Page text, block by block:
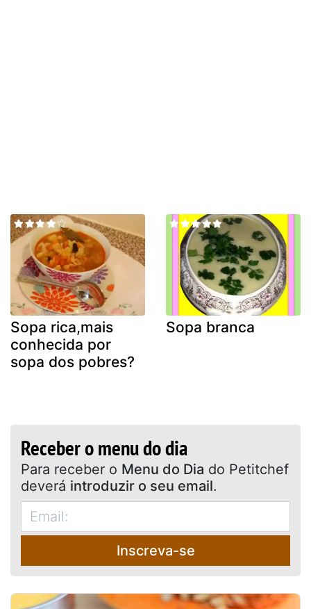
Sopa rica,mais
conhecida por
sopa dos pobres?
Sopa branca
Receber o menu do dia
Para receber o Menu do Dia do Petitchef
deverá introduzir o seu email.
Inscreva-se